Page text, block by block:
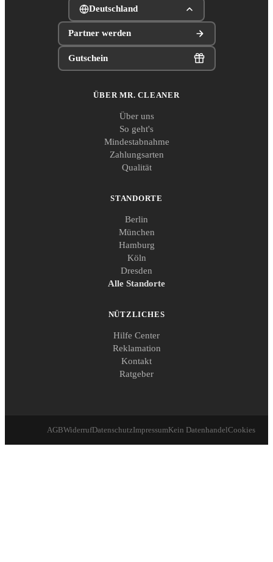
Deutschland
Partner werden
Gutschein
ÜBER MR. CLEANER
Über uns
So geht's
Mindestabnahme
Zahlungsarten
Qualität
STANDORTE
Berlin
München
Hamburg
Köln
Dresden
Alle Standorte
NÜTZLICHES
Hilfe Center
Reklamation
Kontakt
Ratgeber
AGBWiderrufDatenschutzImpressumKein DatenhandelCookies